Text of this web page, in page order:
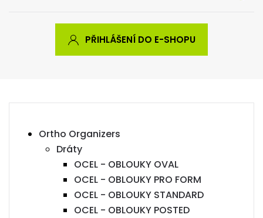
PŘIHLÁŠENÍ DO E-SHOPU
Ortho Organizers
Dráty
OCEL - OBLOUKY OVAL
OCEL - OBLOUKY PRO FORM
OCEL - OBLOUKY STANDARD
OCEL - OBLOUKY POSTED